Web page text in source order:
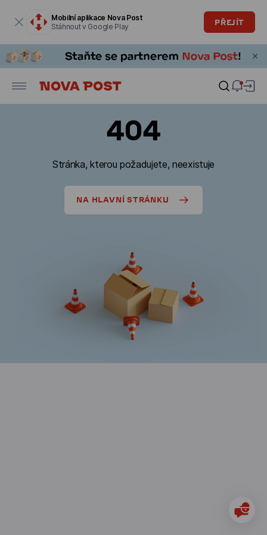
Mobilní aplikace Nova Post
Stáhnout v Google Play
PŘEJÍT
404
Stránka, kterou požadujete, neexistuje
NA HLAVNÍ STRÁNKU